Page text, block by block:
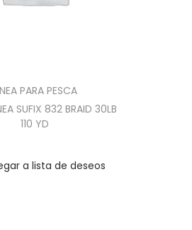
PARA PESCA
SUFIX 832 BRAID 30LB
110 YD
a lista de deseos